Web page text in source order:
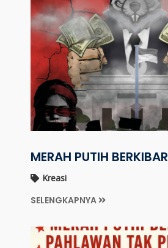
MERAH PUTIH BERKIBAR
Kreasi
SELENGKAPNYA